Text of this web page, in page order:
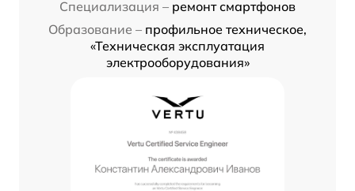
Специализация – ремонт смартфонов
Образование – профильное техническое,
«Техническая эксплуатация
электрооборудования»